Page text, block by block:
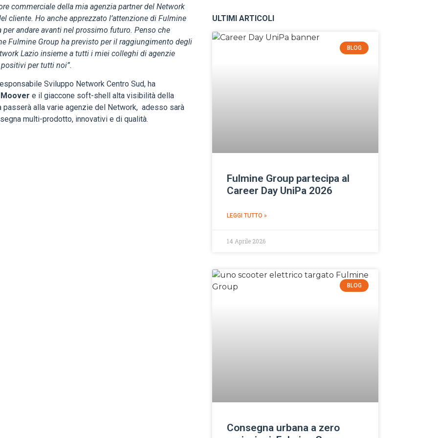
commerciale della mia agenzia partner del Network
cliente. Ho anche apprezzato l’attenzione di Fulmine
andare avanti nel prossimo futuro. Penso che
Fulmine Group ha previsto per il raggiungimento degli
Lazio insieme a tutti i miei colleghi di agenzie
per tutti noi”.
Sviluppo Network Centro Sud, ha
e il giaccone soft-shell alta visibilità della
passerà alla varie agenzie del Network, adesso sarà
multi-prodotto, innovativi e di qualità.
ULTIMI ARTICOLI
BLOG
Fulmine Group partecipa al
Career Day UniPa 2026
LEGGI TUTTO »
14 Aprile 2026
BLOG
Consegna urbana a zero